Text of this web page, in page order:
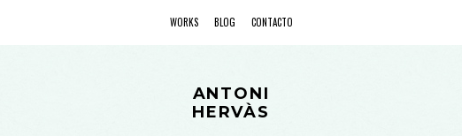
WORKS BLOG CONTACTO
ANTONI
HERVÀS